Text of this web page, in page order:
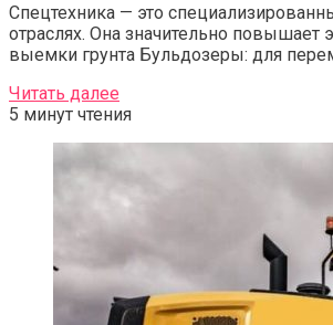
Спецтехника — это
отраслях. Она значительно
выемки грунта Бульдозеры: для
Читать далее
5 минут чтения